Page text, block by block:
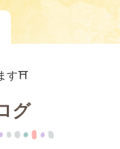
す⛩️
グ